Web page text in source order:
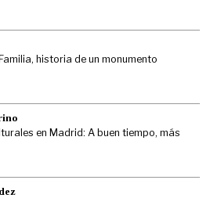
historia de un monumento
en Madrid: A buen tiempo, más